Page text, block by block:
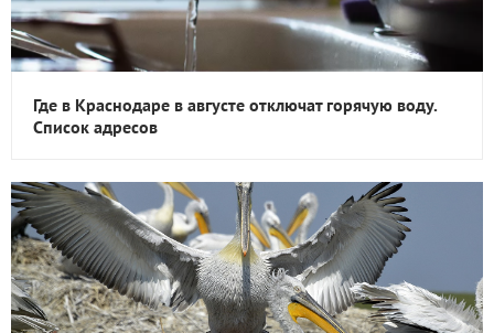
Где в Краснодаре в августе отключат горячую воду.
Список адресов